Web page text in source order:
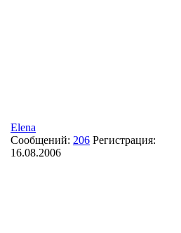
Elena
Сообщений: 206 Регистрация:
16.08.2006